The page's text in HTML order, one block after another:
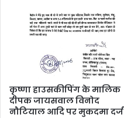
कृष्णा हाउसकीपिंग के मालिक
दीपक जायसवाल विनोद
नौटियाल आदि पर मुकदमा दर्ज